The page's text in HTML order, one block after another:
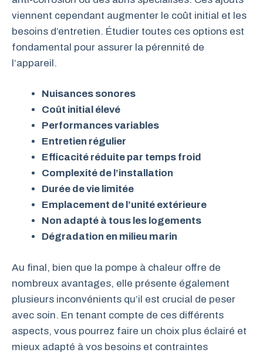
viennent cependant augmenter le coût initial et les
besoins d’entretien. Étudier toutes ces options est
fondamental pour assurer la pérennité de
l’appareil.
Nuisances sonores
Coût initial élevé
Performances variables
Entretien régulier
Efficacité réduite par temps froid
Complexité de l’installation
Durée de vie limitée
Emplacement de l’unité extérieure
Non adapté à tous les logements
Dégradation en milieu marin
Au final, bien que la pompe à chaleur offre de
nombreux avantages, elle présente également
plusieurs inconvénients qu’il est crucial de peser
avec soin. En tenant compte de ces différents
aspects, vous pourrez faire un choix plus éclairé et
mieux adapté à vos besoins et contraintes